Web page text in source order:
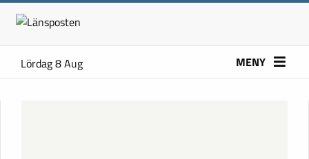
Lördag 8 Aug MENY